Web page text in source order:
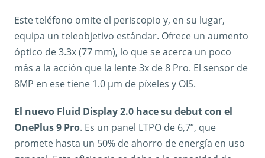
Este teléfono omite el periscopio y, en su lugar,
equipa un teleobjetivo estándar. Ofrece un aumento
óptico de 3.3x (77 mm), lo que se acerca un poco
más a la acción que la lente 3x de 8 Pro. El sensor de
8MP en ese tiene 1.0 µm de píxeles y OIS.
El nuevo Fluid Display 2.0 hace su debut con el
OnePlus 9 Pro. Es un panel LTPO de 6,7”, que
promete hasta un 50% de ahorro de energía en uso